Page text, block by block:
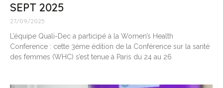
SEPT 2025
27/09/2025
L’équipe Quali-Dec a participé à la Women’s Health
Conference : cette 3ème édition de la Conférence sur la santé
des femmes (WHC) s’est tenue à Paris du 24 au 26